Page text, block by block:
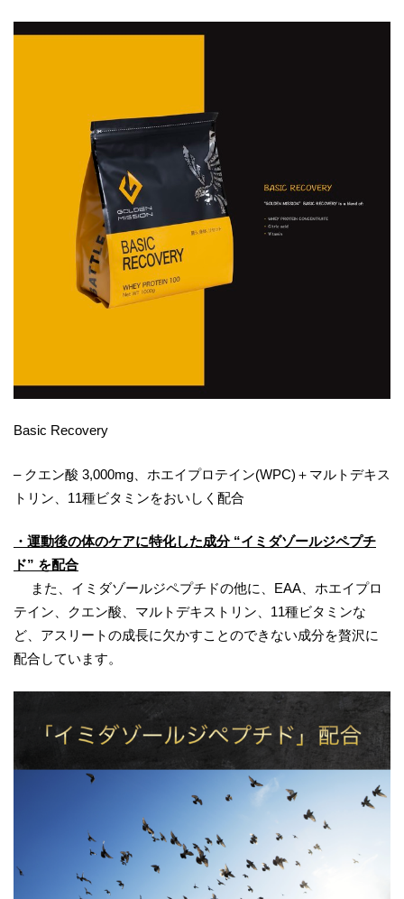
Basic Recovery
– クエン酸 3,000mg、ホエイプロテイン(WPC)＋マルトデキス
トリン、11種ビタミンをおいしく配合
・運動後の体のケアに特化した成分 “イミダゾールジペプチ
ド” を配合
また、イミダゾールジペプチドの他に、EAA、ホエイプロ
テイン、クエン酸、マルトデキストリン、11種ビタミンな
ど、アスリートの成長に欠かすことのできない成分を贅沢に
配合しています。